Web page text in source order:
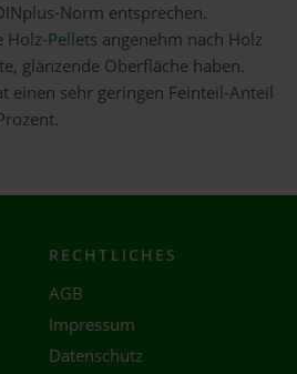
Norm entsprechen.
Holz-Pellets angenehm nach Holz
glänzende Oberfläche haben.
einen sehr geringen Feinteil-Anteil
RECHTLICHES
AGB
Impressum
Datenschutz